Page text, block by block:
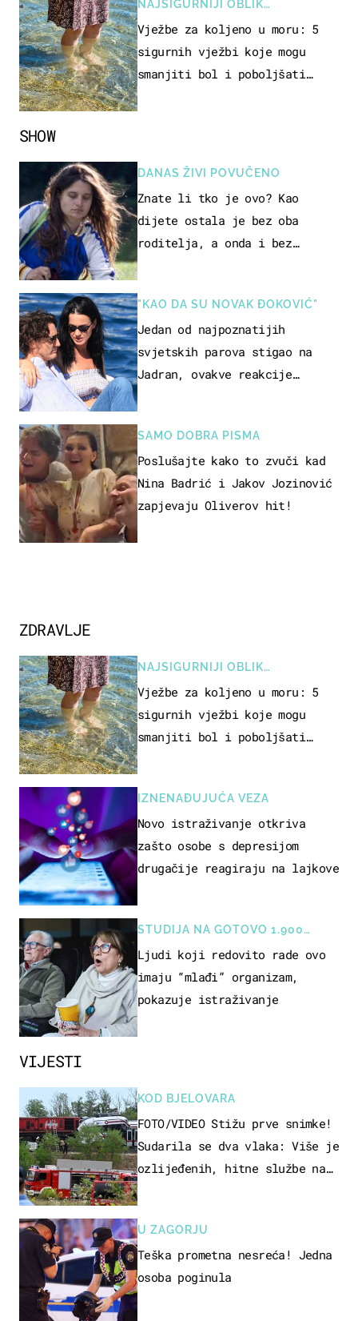
VIJESTI
KOD BJELOVARA
FOTO/VIDEO Stižu prve snimke!
Sudarila se dva vlaka: Više je
ozlijeđenih, hitne službe na
U ZAGORJU
Teška prometna nesreća! Jedna
osoba poginula
SHOW
DANAS ŽIVI POVUČENO
Znate li tko je ovo? Kao
dijete ostala je bez oba
roditelja, a onda i bez
"KAO DA SU NOVAK ĐOKOVIĆ"
Jedan od najpoznatijih
svjetskih parova stigao na
Jadran, ovakve reakcije
SAMO DOBRA PISMA
Poslušajte kako to zvuči kad
Nina Badrić i Jakov Jozinović
zapjevaju Oliverov hit!
ZDRAVLJE
NAJSIGURNIJI OBLIK
REKREACIJE
Vježbe za koljeno u moru: 5
sigurnih vježbi koje mogu
smanjiti bol i poboljšati
IZNENAĐUJUĆA VEZA
Novo istraživanje otkriva
zašto osobe s depresijom
drugačije reagiraju na lajkove
STUDIJA NA GOTOVO 1.900
OSOBA
Ljudi koji redovito rade ovo
imaju “mlađi” organizam,
pokazuje istraživanje
NAJSIGURNIJI OBLIK
REKREACIJE
Vježbe za koljeno u moru: 5
sigurnih vježbi koje mogu
smanjiti bol i poboljšati